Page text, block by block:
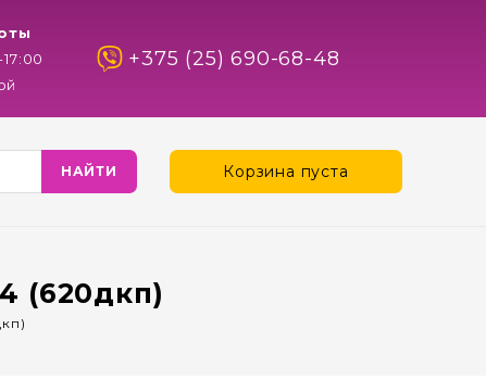
+375 (25) 690-68-48
Корзина пуста
(620дкп)